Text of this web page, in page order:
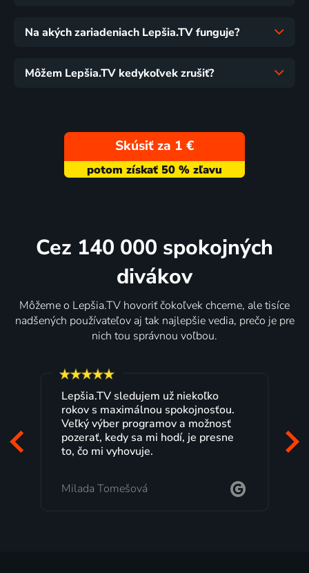
Na akých zariadeniach Lepšia.TV funguje?
Môžem Lepšia.TV kedykoľvek zrušiť?
Skúsiť za 1 €
Cez 140 000 spokojných
divákov
Môžeme o Lepšia.TV hovoriť čokoľvek chceme, ale tisíce
nadšených používateľov aj tak najlepšie vedia, prečo je pre
nich tou správnou voľbou.
Lepšia.TV sledujem už niekoľko
rokov s maximálnou spokojnosťou.
Veľký výber programov a možnosť
pozerať, kedy sa mi hodí, je presne
to, čo mi vyhovuje.
Milada Tomešová